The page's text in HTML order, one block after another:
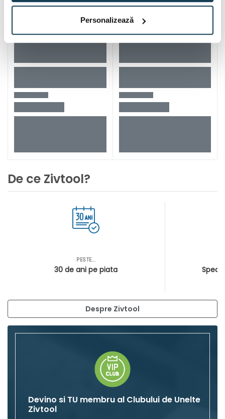
Personalizează
De ce Zivtool?
PESTE...
30 de ani pe piata
Despre Zivtool
Devino si TU membru al Clubului de Unelte
Zivtool